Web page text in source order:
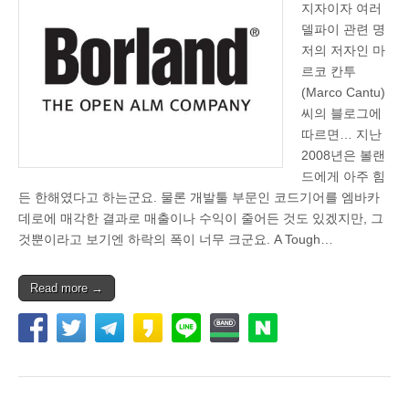
지자이자 여러
델파이 관련 명
저의 저자인 마
르코 칸투
(Marco Cantu)
씨의 블로그에
따르면… 지난
2008년은 볼랜
드에게 아주 힘
든 한해였다고 하는군요. 물론 개발툴 부문인 코드기어를 엠바카
데로에 매각한 결과로 매출이나 수익이 줄어든 것도 있겠지만, 그
것뿐이라고 보기엔 하락의 폭이 너무 크군요. A Tough…
Read more →